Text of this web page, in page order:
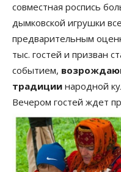
совместная роспись
дымковской игрушки
предварительным
тыс. гостей и призван
событием,
традиции народной
Вечером гостей ждет